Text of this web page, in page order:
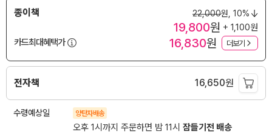
종이책 22,000원, 10%
19,800원 + 1,100원
카드최대혜택가
16,830원 더보기
전자책 16,650원
수령예상일 양탄자배송
오후 1시까지 주문하면 밤 11시 잠들기전 배송